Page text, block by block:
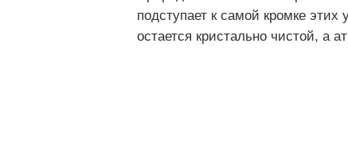
подступает к самой кромке
остается кристально чистой, а